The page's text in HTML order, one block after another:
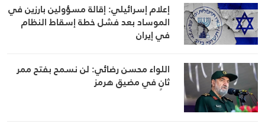
إعلام إسرائيلي: إقالة مسؤولين بارزين في
الموساد بعد فشل خطة إسقاط النظام
في إيران
اللواء محسن رضائي: لن نسمح بفتح ممر
ثانٍ في مضيق هرمز